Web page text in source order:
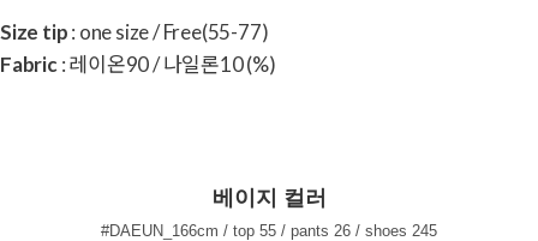
Size tip: one size / Free(55-77)
Fabric: 레이온90 / 나일론10 (%)
베이지 컬러
#DAEUN_166cm / top 55 / pants 26 / shoes 245